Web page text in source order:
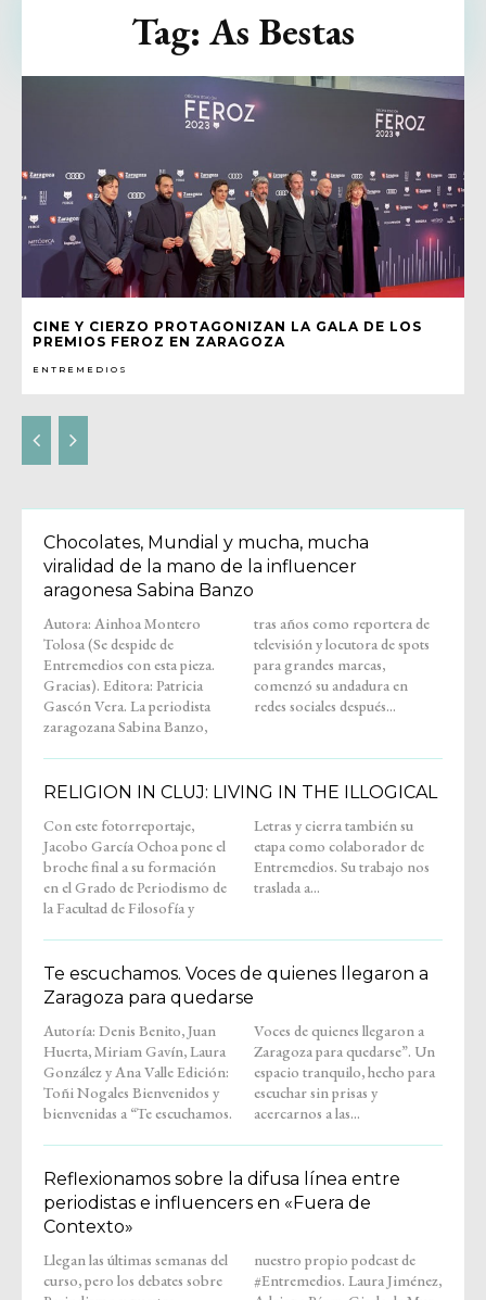
CINE Y CIERZO PROTAGONIZAN LA GALA DE LOS
PREMIOS FEROZ EN ZARAGOZA
ENTREMEDIOS
Tag: As Bestas
Chocolates, Mundial y mucha, mucha
viralidad de la mano de la influencer
aragonesa Sabina Banzo
Autora: Ainhoa Montero
Tolosa (Se despide de
Entremedios con esta pieza.
Gracias). Editora: Patricia
Gascón Vera. La periodista
zaragozana Sabina Banzo,
tras años como reportera de
televisión y locutora de spots
para grandes marcas,
comenzó su andadura en
redes sociales después...
RELIGION IN CLUJ: LIVING IN THE ILLOGICAL
Con este fotorreportaje,
Jacobo García Ochoa pone el
broche final a su formación
en el Grado de Periodismo de
la Facultad de Filosofía y
Letras y cierra también su
etapa como colaborador de
Entremedios. Su trabajo nos
traslada a...
Te escuchamos. Voces de quienes llegaron a
Zaragoza para quedarse
Autoría: Denis Benito, Juan
Huerta, Miriam Gavín, Laura
González y Ana Valle Edición:
Toñi Nogales Bienvenidos y
bienvenidas a “Te escuchamos.
Voces de quienes llegaron a
Zaragoza para quedarse”. Un
espacio tranquilo, hecho para
escuchar sin prisas y
acercarnos a las...
Reflexionamos sobre la difusa línea entre
periodistas e influencers en «Fuera de
Contexto»
Llegan las últimas semanas del
curso, pero los debates sobre
nuestro propio podcast de
#Entremedios. Laura Jiménez,